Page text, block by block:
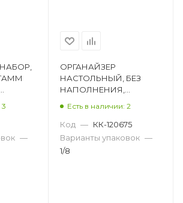
—
ОРГАНАЙЗЕР
НАСТОЛЬНЫЙ, БЕЗ
НАПОЛНЕНИЯ,
КРУГЛЫЙ, ПЛАСТИК,
АССОРТИ 55767
Есть в наличии: 2
Код — КК-120675
Варианты упаковок —
1/8